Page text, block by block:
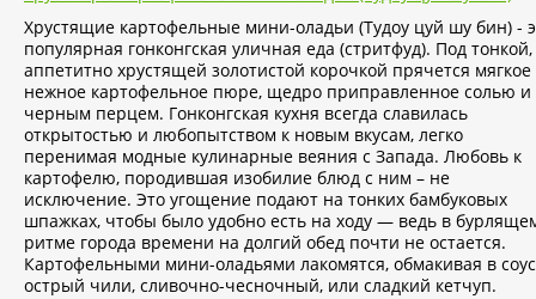
Хрустящие картофельные мини-оладьи (Тудоу цуй шу бин) -
популярная гонконгская уличная еда (стритфуд). Под тонкой,
аппетитно хрустящей золотистой корочкой прячется мягкое
нежное картофельное пюре, щедро приправленное солью и
черным перцем. Гонконгская кухня всегда славилась
открытостью и любопытством к новым вкусам, легко
перенимая модные кулинарные веяния с Запада. Любовь к
картофелю, породившая изобилие блюд с ним – не
исключение. Это угощение подают на тонких бамбуковых
шпажках, чтобы было удобно есть на ходу — ведь в
ритме города времени на долгий обед почти не остается.
Картофельными мини-оладьями лакомятся, обмакивая в
острый чили, сливочно-чесночный, или сладкий кетчуп.